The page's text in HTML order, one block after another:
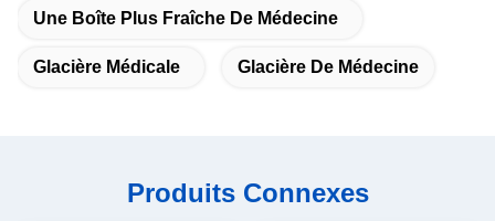
Une Boîte Plus Fraîche De Médecine
Glacière Médicale Glacière De Médecine
Produits Connexes